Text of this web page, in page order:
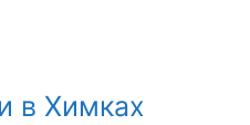
в Химках